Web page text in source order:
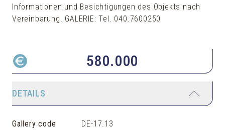
Informationen und Besichtigungen des Objekts nach
Vereinbarung. GALERIE: Tel. 040.7600250
580.000
DETAILS
Gallery code
DE-17.13